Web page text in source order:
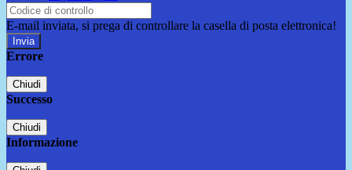
E-mail inviata, si prega di controllare la casella di posta elettronica!
Errore
Chiudi
Successo
Chiudi
Informazione